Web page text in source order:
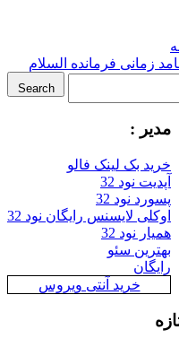
فرمانده السلام
Search
:
بک لینک فالو
نود 32
نود 32
لایسنس رایگان نود 32
نود 32
سئو
خرید آنتی ویروس